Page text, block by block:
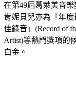
在第49屆葛萊美音樂
肯妮貝兒亦為「年度
佳錄音」(Record of
Artist)等熱門獎項的
白金。